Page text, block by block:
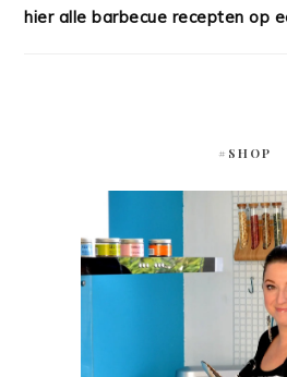
hier alle barbecue recepten op
#SHOP